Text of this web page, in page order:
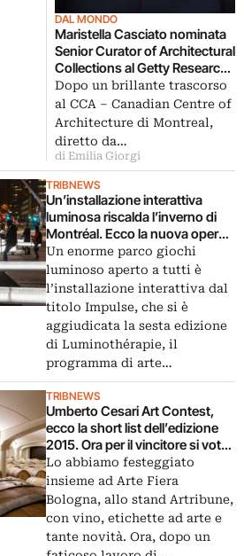
DAL MONDO
Maristella Casciato nominata
Senior Curator of Architectural
Collections al Getty Research
Institute di Los Angeles
Dopo un brillante trascorso
al CCA – Canadian Centre of
Architecture di Montreal,
diretto da…
di Emilia Giorgi
TRIBNEWS
Un’installazione interattiva
luminosa riscalda l’inverno di
Montréal. Ecco la nuova opera
di arte pubblica nella piazza
Quartier des Spectacles
Un enorme parco giochi
luminoso aperto a tutti è
l’installazione interattiva dal
titolo Impulse, che si è
aggiudicata la sesta edizione
di Luminothérapie, il
programma di arte…
TRIBNEWS
Umberto Cesari Art Contest,
ecco la short list dell’edizione
2015. Ora per il vincitore si vota
in rete: in palio una borsa di
studio e la preduzione
dell’etichetta
Lo abbiamo festeggiato
insieme ad Arte Fiera
Bologna, allo stand Artribune,
con vino, etichette ad arte e
tante novità. Ora, dopo un